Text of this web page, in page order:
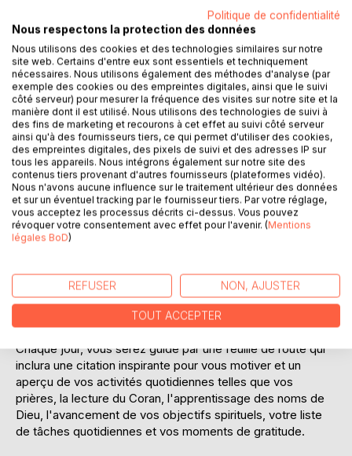
DESCRIPTION
Le planner "J'organise mon mois préféré" est
spécialement conçu pour vous aider à maximiser votre
expérience durant le mois sacré du Ramadan. Ce livret
facile à utiliser est accessible à tous et vous permettra de
vivre votre vie spirituelle de manière organisée et paisible. Il
comprend des astuces pour renforcer votre foi et votre
Vous serez accompagné jour par jour avec des outils
ludiques pour vous orienter avant, pendant et après le
Chaque jour, vous serez guidé par une feuille de route qui
inclura une citation inspirante pour vous motiver et un
aperçu de vos activités quotidiennes telles que vos
prières, la lecture du Coran, l'apprentissage des noms de
Dieu, l'avancement de vos objectifs spirituels, votre liste
de tâches quotidiennes et vos moments de gratitude.
Politique de confidentialité
Nous respectons la protection des données
Nous utilisons des cookies et des technologies similaires sur notre
site web. Certains d'entre eux sont essentiels et techniquement
nécessaires. Nous utilisons également des méthodes d'analyse (par
exemple des cookies ou des empreintes digitales, ainsi que le suivi
côté serveur) pour mesurer la fréquence des visites sur notre site et la
manière dont il est utilisé. Nous utilisons des technologies de suivi à
des fins de marketing et recourons à cet effet au suivi côté serveur
ainsi qu'à des fournisseurs tiers, ce qui permet d'utiliser des cookies,
des empreintes digitales, des pixels de suivi et des adresses IP sur
tous les appareils. Nous intégrons également sur notre site des
contenus tiers provenant d'autres fournisseurs (plateformes vidéo).
Nous n'avons aucune influence sur le traitement ultérieur des données
et sur un éventuel tracking par le fournisseur tiers. Par votre réglage,
vous acceptez les processus décrits ci-dessus. Vous pouvez
révoquer votre consentement avec effet pour l'avenir. (Mentions
légales BoD)
REFUSER NON, AJUSTER
TOUT ACCEPTER